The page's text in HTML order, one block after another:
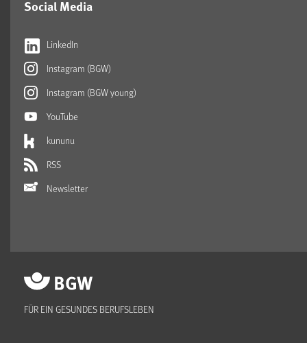
Social Media
LinkedIn
Instagram (BGW)
Instagram (BGW young)
YouTube
kununu
RSS
Newsletter
FÜR EIN GESUNDES BERUFSLEBEN